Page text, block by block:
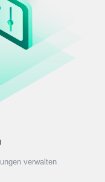
verwalten